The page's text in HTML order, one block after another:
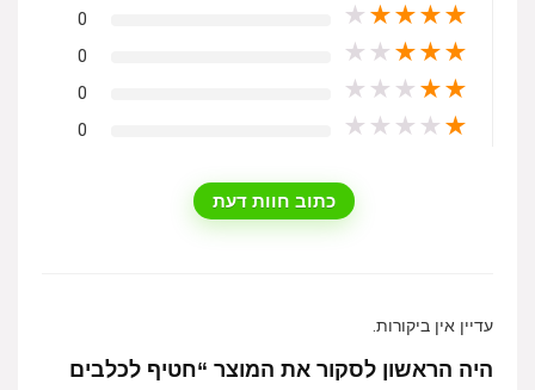
★
★
★
★
★
0
★
★
★
★
★
0
★
★
★
★
★
0
★
★
★
★
★
0
כתוב חוות דעת
עדיין אין ביקורות.
היה הראשון לסקור את המוצר “חטיף לכלבים